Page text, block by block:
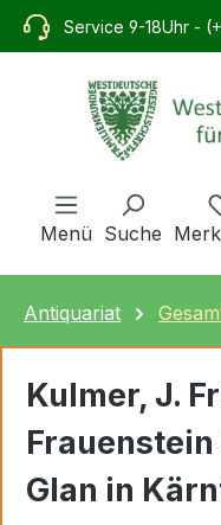
springen
Service 9-18Uhr -
Menü Suche
Antiquariat
Kulmer, J.
Frauenstein
Glan in